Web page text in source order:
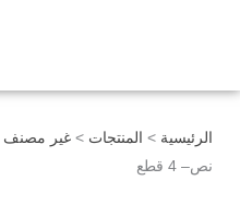
الرئيسية > المنتجات > غير مصنف
نص– 4 قطع